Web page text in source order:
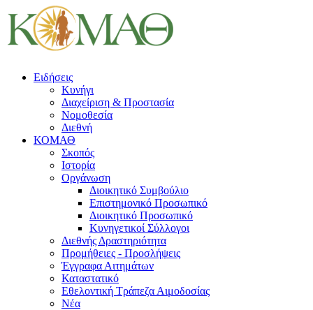
Ειδήσεις
Κυνήγι
Διαχείριση & Προστασία
Νομοθεσία
Διεθνή
ΚΟΜΑΘ
Σκοπός
Ιστορία
Οργάνωση
Διοικητικό Συμβούλιο
Επιστημονικό Προσωπικό
Διοικητικό Προσωπικό
Κυνηγετικοί Σύλλογοι
Διεθνής Δραστηριότητα
Προμήθειες - Προσλήψεις
Έγγραφα Αιτημάτων
Καταστατικό
Εθελοντική Τράπεζα Αιμοδοσίας
Νέα